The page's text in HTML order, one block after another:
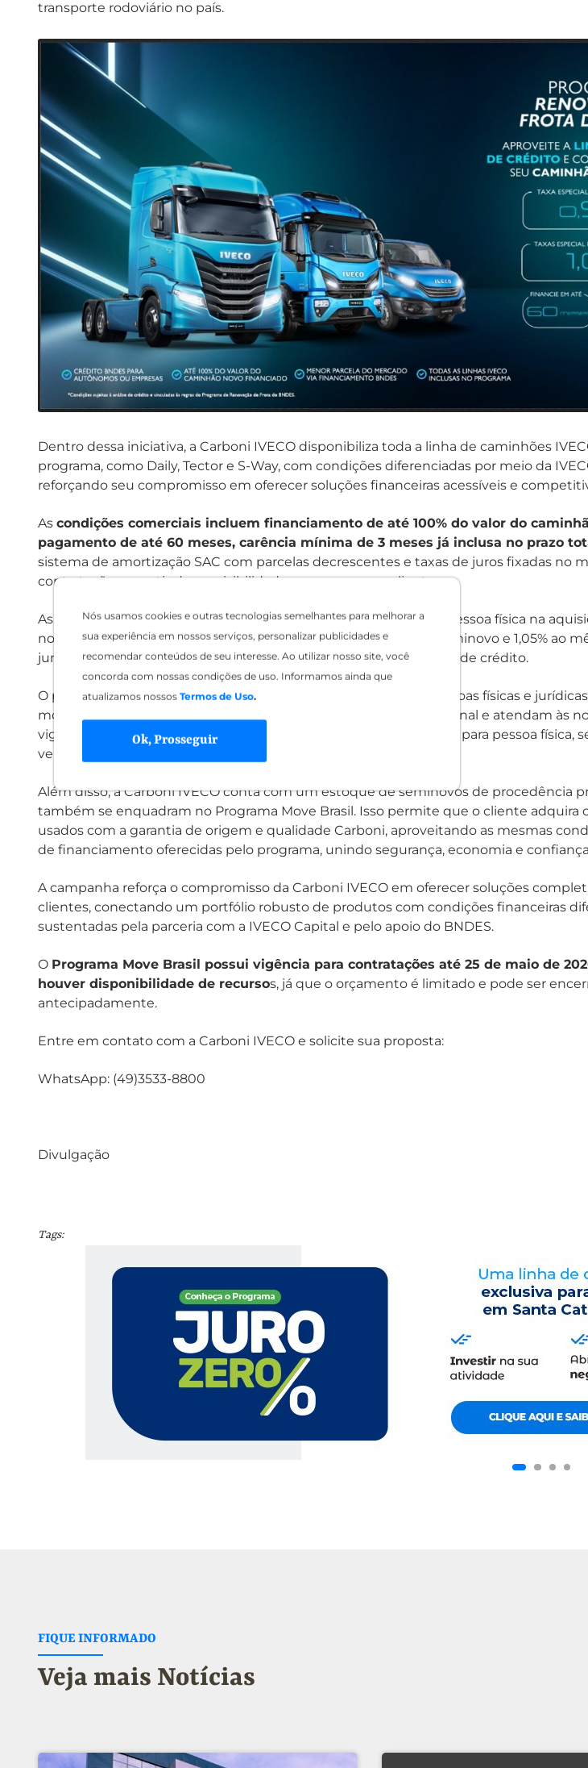
Nós usamos cookies e outras tecnologias semelhantes para melhorar a
sua experiência em nossos serviços, personalizar publicidades e
recomendar conteúdos de seu interesse. Ao utilizar nosso site, você
concorda com nossas condições de uso. Informamos ainda que
atualizamos nossosTermos de Uso.
Ok, Prosseguir
transporte rodoviário no país.
Dentro dessa iniciativa, a Carboni IVECO disponibiliza toda a linha de caminhões
programa, como Daily, Tector e S-Way, com condições diferenciadas por meio da
reforçando seu compromisso em oferecer soluções financeiras acessíveis e
As condições comerciais incluem financiamento de até 100% do valor do
pagamento de até 60 meses, carência mínima de 3 meses já inclusa no prazo
sistema de amortização SAC com parcelas decrescentes e taxas de juros fixadas no
contratação, garantindo previsibilidade e segurança ao cliente.
As taxas vigentes em janeiro de 2026 são de 0,99% ao mês para pessoa física na
novo, 1,05% ao mês para pessoa física na compra de caminhão seminovo e 1,05% ao
jurídica na aquisição de caminhão novo, sempre sujeitas à análise de crédito.
O programa contempla a aquisição de caminhões novos por pessoas físicas e
modelos sejam credenciados junto ao BNDES, de produção nacional e atendam às
vigentes. Já para os caminhões seminovos, a operação é exclusiva para pessoa física,
veículos com fabricação a partir de 2016, com até 10 anos de uso.
Além disso, a Carboni IVECO conta com um estoque de seminovos de procedência
também se enquadram no Programa Move Brasil. Isso permite que o cliente adquira
usados com a garantia de origem e qualidade Carboni, aproveitando as mesmas
de financiamento oferecidas pelo programa, unindo segurança, economia e
A campanha reforça o compromisso da Carboni IVECO em oferecer soluções
clientes, conectando um portfólio robusto de produtos com condições financeiras
sustentadas pela parceria com a IVECO Capital e pelo apoio do BNDES.
O Programa Move Brasil possui vigência para contratações até 25 de maio de
houver disponibilidade de recursos, já que o orçamento é limitado e pode ser
antecipadamente.
Entre em contato com a Carboni IVECO e solicite sua proposta:
WhatsApp: (49)3533-8800
Divulgação
Tags:
FIQUE INFORMADO
Veja mais Notícias